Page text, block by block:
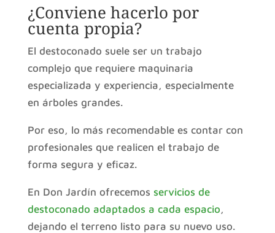
¿Conviene hacerlo por
cuenta propia?
El destoconado suele ser un trabajo
complejo que requiere maquinaria
especializada y experiencia, especialmente
en árboles grandes.
Por eso, lo más recomendable es contar con
profesionales que realicen el trabajo de
forma segura y eficaz.
En Don Jardín ofrecemos servicios de
destoconado adaptados a cada espacio,
dejando el terreno listo para su nuevo uso.